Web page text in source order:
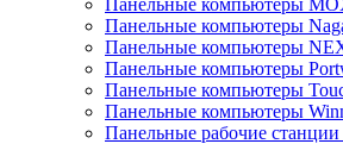
Панельные компьютеры
Панельные компьютеры
Панельные компьютеры
Панельные компьютеры
Панельные компьютеры
Панельные компьютеры
Панельные рабочие